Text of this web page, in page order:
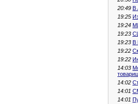
20:49 В
19:25
19:24
19:23
19:23 В
19:22
19:22
14:03
14:02
14:01
14:01